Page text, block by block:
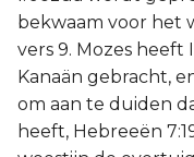
bekwaam voor het
vers 9. Mozes heeft
Kanaän gebracht,
om aan te duiden
heeft, Hebreeën